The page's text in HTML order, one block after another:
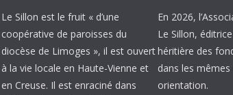
Le Sillon est le fruit « d’une
coopérative de paroisses du
diocèse de Limoges », il est ouvert
à la vie locale en Haute-Vienne et
en Creuse. Il est enraciné dans
En 2026,
Le Sillon,
héritière des
dans les
orientation.